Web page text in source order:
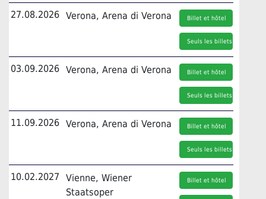
27.08.2026 Verona, Arena di Verona Billet et hôtel
Seuls les billets
03.09.2026 Verona, Arena di Verona Billet et hôtel
Seuls les billets
11.09.2026 Verona, Arena di Verona Billet et hôtel
Seuls les billets
10.02.2027
Vienne, Wiener
Staatsoper
Billet et hôtel